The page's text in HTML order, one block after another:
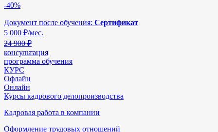
-40%
Документ после обучения: Сертификат
5 000 ₽/мес.
24 900 ₽
консультация
программа обучения
КУРС
Офлайн
Онлайн
Курсы кадрового делопроизводства
Кадровая работа в компании
Оформление трудовых отношений